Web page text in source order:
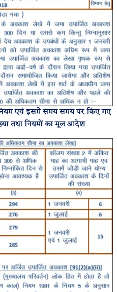
एवं इसमे समय समय पर किए गए
तथा नियमों का मूल आदेश